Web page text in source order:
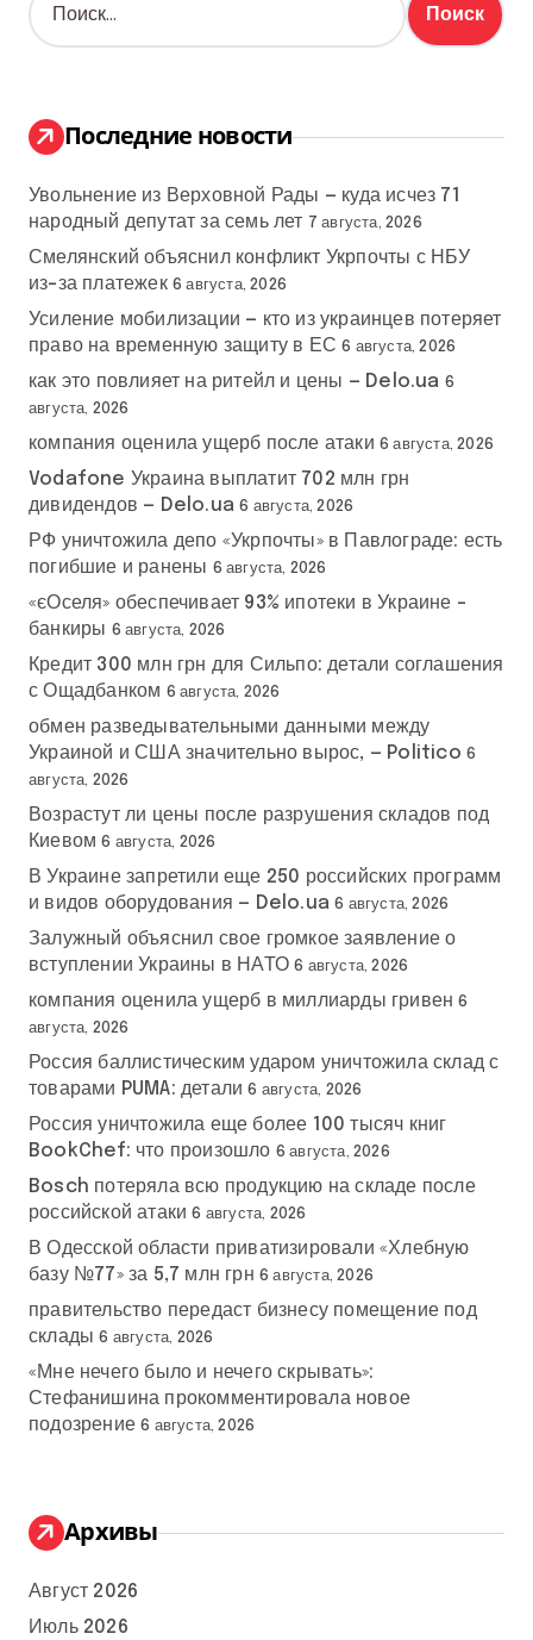
а
:
Последние новости
Увольнение из Верховной Рады — куда исчез 71
народный депутат за семь лет 7 августа, 2026
Смелянский объяснил конфликт Укрпочты с НБУ
из-за платежек 6 августа, 2026
Усиление мобилизации — кто из украинцев потеряет
право на временную защиту в ЕС 6 августа, 2026
как это повлияет на ритейл и цены — Delo.ua 6
августа, 2026
компания оценила ущерб после атаки 6 августа, 2026
Vodafone Украина выплатит 702 млн грн
дивидендов — Delo.ua 6 августа, 2026
РФ уничтожила депо «Укрпочты» в Павлограде: есть
погибшие и ранены 6 августа, 2026
«єОселя» обеспечивает 93% ипотеки в Украине –
банкиры 6 августа, 2026
Кредит 300 млн грн для Сильпо: детали соглашения
с Ощадбанком 6 августа, 2026
обмен разведывательными данными между
Украиной и США значительно вырос, — Politico 6
августа, 2026
Возрастут ли цены после разрушения складов под
Киевом 6 августа, 2026
В Украине запретили еще 250 российских программ
и видов оборудования — Delo.ua 6 августа, 2026
Залужный объяснил свое громкое заявление о
вступлении Украины в НАТО 6 августа, 2026
компания оценила ущерб в миллиарды гривен 6
августа, 2026
Россия баллистическим ударом уничтожила склад с
товарами PUMA: детали 6 августа, 2026
Россия уничтожила еще более 100 тысяч книг
BookChef: что произошло 6 августа, 2026
Bosch потеряла всю продукцию на складе после
российской атаки 6 августа, 2026
В Одесской области приватизировали «Хлебную
базу №77» за 5,7 млн грн 6 августа, 2026
правительство передаст бизнесу помещение под
склады 6 августа, 2026
«Мне нечего было и нечего скрывать»:
Стефанишина прокомментировала новое
подозрение 6 августа, 2026
Архивы
Август 2026
Июль 2026